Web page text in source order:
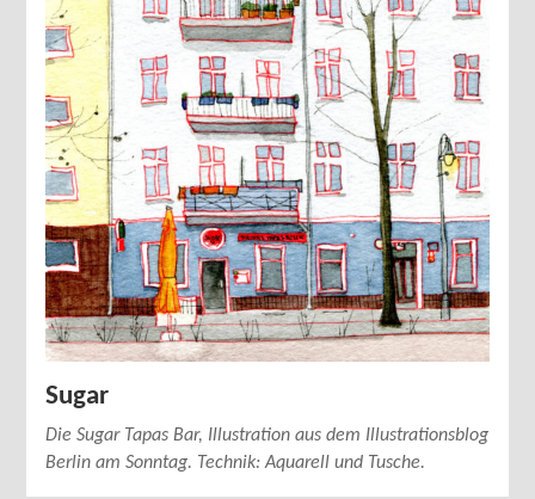
Sugar
Die Sugar Tapas Bar, Illustration aus dem Illustrationsblog
Berlin am Sonntag. Technik: Aquarell und Tusche.